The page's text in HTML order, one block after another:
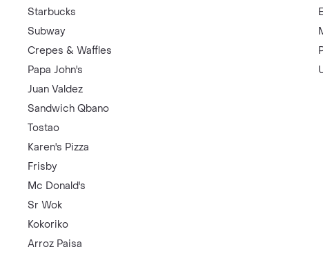
Starbucks
Subway
Crepes & Waffles
Papa John's
Juan Valdez
Sandwich Qbano
Tostao
Karen's Pizza
Frisby
Mc Donald's
Sr Wok
Kokoriko
Arroz Paisa